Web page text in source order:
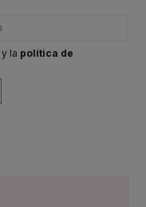
y la política de